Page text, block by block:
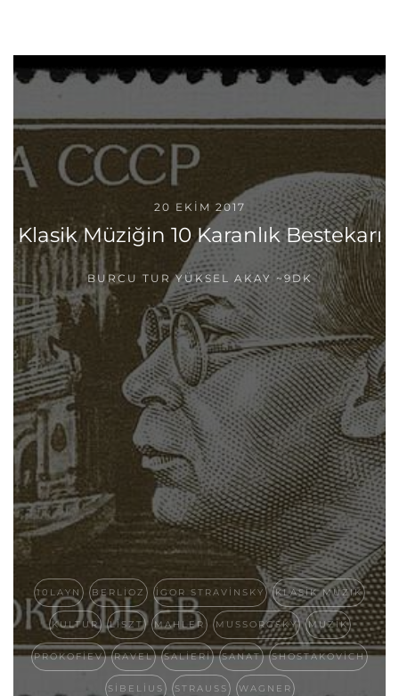
20 EKIM 2017
Klasik Müziğin 10 Karanlık Bestekarı
BURCU TUR YÜKSEL AKAY ~9DK
10LAYN BERLIOZ IGOR STRAVINSKY KLASIK MUZIK
KULTUR LISZT MAHLER MUSSORGSKY MUZIK
PROKOFIEV RAVEL SALIERI SANAT SHOSTAKOVICH
SIBELIUS STRAUSS WAGNER